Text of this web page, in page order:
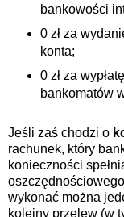
bankowości
0 zł za
konta;
0 zł za
bankomatów
Jeśli zaś chodzi o
rachunek, który
konieczności
wykonać można
kolejny przelew (w